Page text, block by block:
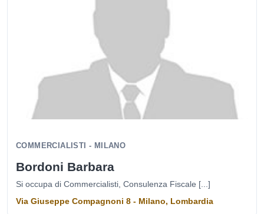
COMMERCIALISTI - MILANO
Bordoni Barbara
Si occupa di Commercialisti, Consulenza Fiscale [...]
Via Giuseppe Compagnoni 8 - Milano, Lombardia